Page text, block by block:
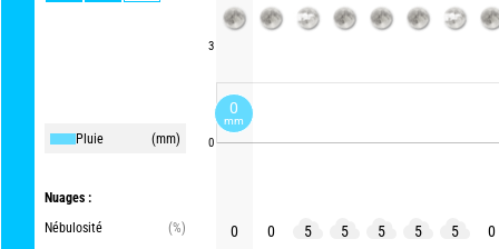
Pluie (mm)
Nuages :
Nébulosité
(%)
3
0
0 0 5 5 5 5 5 0
0
mm